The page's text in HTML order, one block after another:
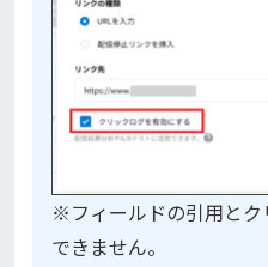
※フィールドの引用とク
できません。